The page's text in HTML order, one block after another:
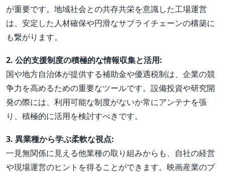
が重要です。地域社会との共存共栄を意識した工場運営
は、安定した人材確保や円滑なサプライチェーンの構築に
も繋がります。
2. 公的支援制度の積極的な情報収集と活用:
国や地方自治体が提供する補助金や優遇税制は、企業の競
争力を高めるための重要なツールです。設備投資や研究開
発の際には、利用可能な制度がないか常にアンテナを張
り、積極的に活用を検討すべきです。
3. 異業種から学ぶ柔軟な視点:
一見無関係に見える他業種の取り組みからも、自社の経営
や現場運営のヒントを得ることができます。映画産業のプ